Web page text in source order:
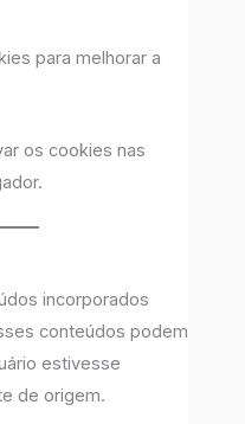
para melhorar a
os cookies nas
incorporados
conteúdos podem
estivesse
de origem.